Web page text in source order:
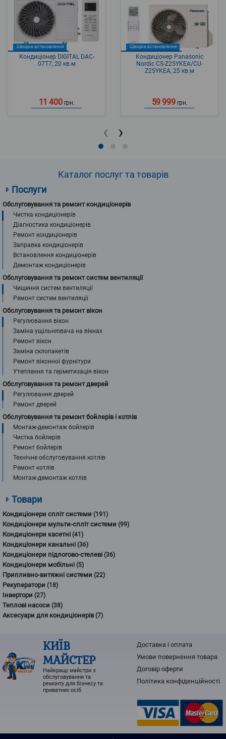
Швидке встановлення
Кондиціонер DIGITAL DAC-
07T7, 20 кв.м
11 400 грн.
Швидке встановлення
Кондиціонер Panasonic
Nordic CS-Z25YKEA/CU-
Z25YKEA, 25 кв.м
59 999 грн.
‹ ›
Каталог послуг та товарів
Послуги
Обслуговування та ремонт кондиціонерів
Чистка кондиціонерів
Діагностика кондиціонерів
Ремонт кондиціонерів
Заправка кондиціонерів
Встановлення кондиціонерів
Демонтаж кондиціонерів
Обслуговування та ремонт систем вентиляції
Чищення систем вентиляції
Ремонт систем вентиляції
Обслуговування та ремонт вікон
Регулювання вікон
Заміна ущільнювача на вікнах
Ремонт вікон
Заміна склопакетів
Ремонт віконної фурнітури
Утеплення та герметизація вікон
Обслуговування та ремонт дверей
Регулювання дверей
Ремонт дверей
Обслуговування та ремонт бойлерів і котлів
Монтаж-демонтаж бойлерів
Чистка бойлерів
Ремонт бойлерів
Технічне обслуговування котлів
Ремонт котлів
Монтаж-демонтаж котлів
Товари
Кондиціонери спліт системи (191)
Кондиціонери мульти-спліт системи (99)
Кондиціонери касетні (41)
Кондиціонери канальні (36)
Кондиціонери підлогово-стелеві (36)
Кондиціонери мобільні (5)
Припливно-витяжні системи (22)
Рекуператори (18)
Інвертори (27)
Теплові насоси (38)
Аксесуари для кондиціонерів(7)
КИЇВ
МАЙСТЕР
Найкращі майстри з
обслуговування та
ремонту для бізнесу та
приватних осіб
Доставка і оплата
Умови повернення товарa
Договір оферти
Політика конфіденційності